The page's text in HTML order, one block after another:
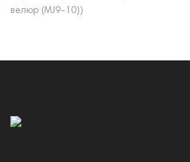
велюр (MJ9-10))